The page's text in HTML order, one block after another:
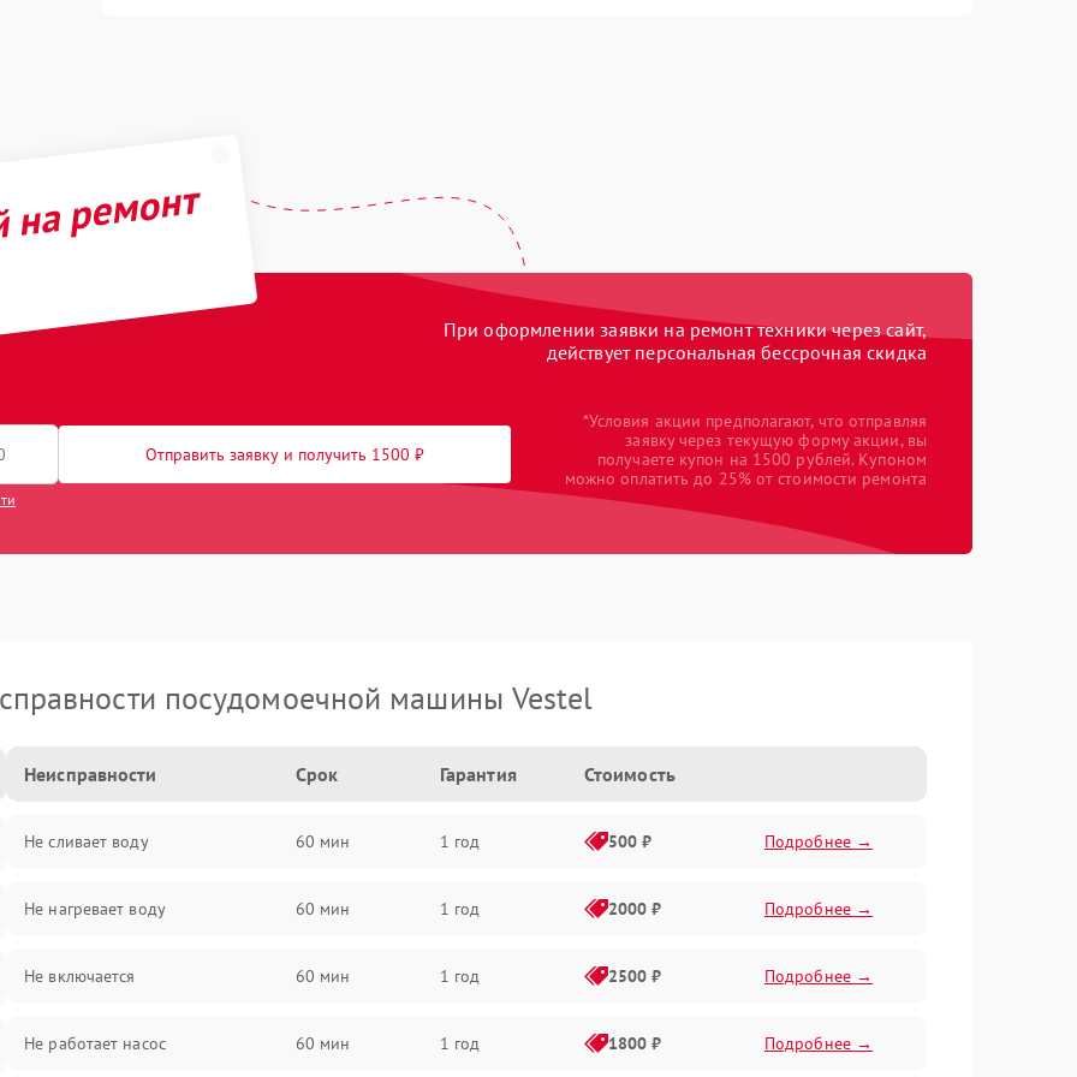
ремонт
При оформлении заявки на ремонт техники через сайт,
действует персональная бессрочная скидка
Отправить заявку и получить 1500 ₽
*Условия акции предполагают, что отправляя
заявку через текущую форму акции, вы
получаете купон на 1500 рублей. Купоном
можно оплатить до 25% от стоимости ремонта
посудомоечной машины Vestel
Неисправности Срок Гарантия Стоимость
Не сливает воду 60 мин 1 год 500 ₽ Подробнее →
Не нагревает воду 60 мин 1 год 2000 ₽ Подробнее →
Не включается 60 мин 1 год 2500 ₽ Подробнее →
Не работает насос 60 мин 1 год 1800 ₽ Подробнее →